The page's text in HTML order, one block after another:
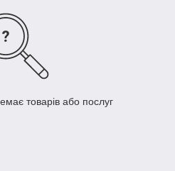
товарів або послуг